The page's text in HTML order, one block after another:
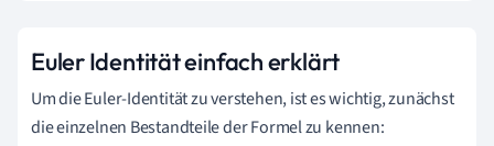
Euler Identität einfach erklärt
Um die Euler-Identität zu verstehen, ist es wichtig, zunächst
die einzelnen Bestandteile der Formel zu kennen: